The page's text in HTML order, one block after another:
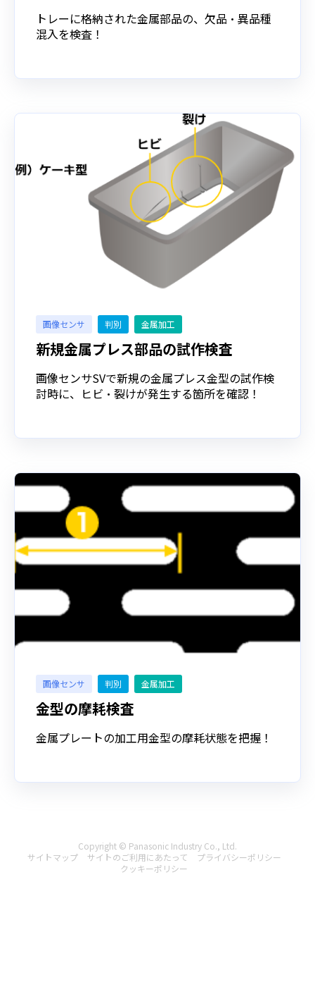
トレーに格納された⾦属部品の、⽋品・異品種
混⼊を検査！
画像センサ 判別 金属加工
新規金属プレス部品の試作検査
画像センサSVで新規の金属プレス金型の試作検
討時に、ヒビ・裂けが発生する箇所を確認！
画像センサ 判別 金属加工
金型の摩耗検査
金属プレートの加工用金型の摩耗状態を把握！
Copyright © Panasonic Industry Co., Ltd.
サイトマップ
サイトのご利用にあたって
プライバシーポリシー
クッキーポリシー